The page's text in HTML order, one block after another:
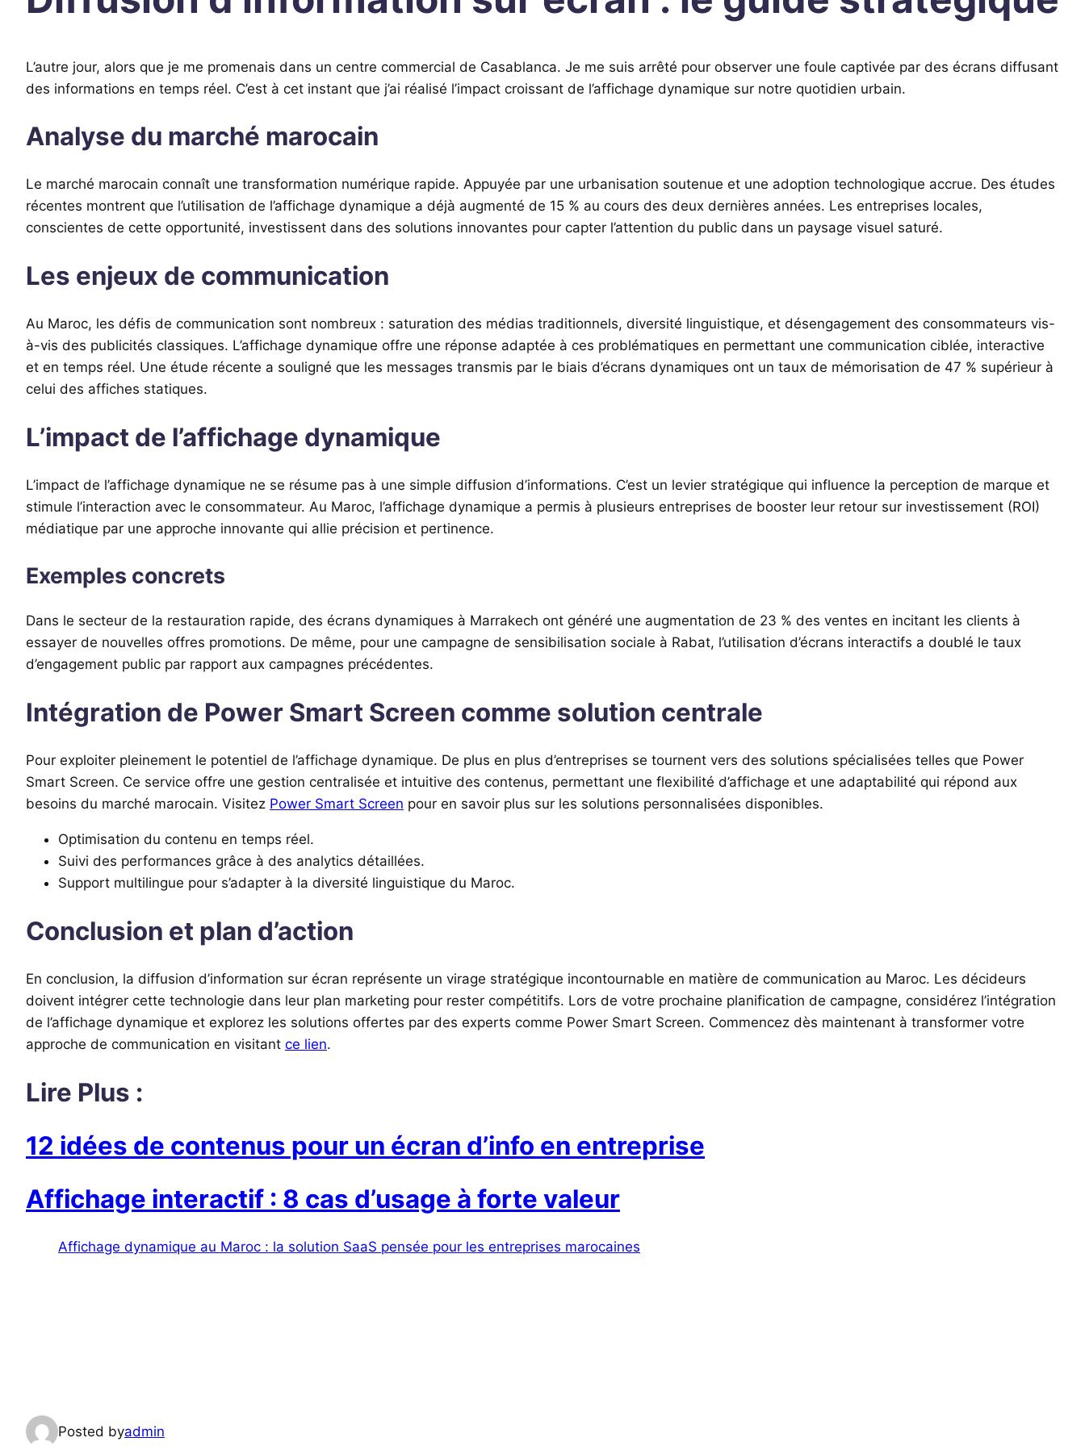
L’autre jour, alors que je me promenais dans un centre commercial de Casablanca. Je me suis arrêté pour observer une foule captivée par des écrans diffusant
des informations en temps réel. C’est à cet instant que j’ai réalisé l’impact croissant de l’affichage dynamique sur notre quotidien urbain.
Analyse du marché marocain
Le marché marocain connaît une transformation numérique rapide. Appuyée par une urbanisation soutenue et une adoption technologique accrue. Des études
récentes montrent que l’utilisation de l’affichage dynamique a déjà augmenté de 15 % au cours des deux dernières années. Les entreprises locales,
conscientes de cette opportunité, investissent dans des solutions innovantes pour capter l’attention du public dans un paysage visuel saturé.
Les enjeux de communication
Au Maroc, les défis de communication sont nombreux : saturation des médias traditionnels, diversité linguistique, et désengagement des consommateurs vis-
à-vis des publicités classiques. L’affichage dynamique offre une réponse adaptée à ces problématiques en permettant une communication ciblée, interactive
et en temps réel. Une étude récente a souligné que les messages transmis par le biais d’écrans dynamiques ont un taux de mémorisation de 47 % supérieur à
celui des affiches statiques.
L’impact de l’affichage dynamique
L’impact de l’affichage dynamique ne se résume pas à une simple diffusion d’informations. C’est un levier stratégique qui influence la perception de marque et
stimule l’interaction avec le consommateur. Au Maroc, l’affichage dynamique a permis à plusieurs entreprises de booster leur retour sur investissement (ROI)
médiatique par une approche innovante qui allie précision et pertinence.
Exemples concrets
Dans le secteur de la restauration rapide, des écrans dynamiques à Marrakech ont généré une augmentation de 23 % des ventes en incitant les clients à
essayer de nouvelles offres promotions. De même, pour une campagne de sensibilisation sociale à Rabat, l’utilisation d’écrans interactifs a doublé le taux
d’engagement public par rapport aux campagnes précédentes.
Intégration de Power Smart Screen comme solution centrale
Pour exploiter pleinement le potentiel de l’affichage dynamique. De plus en plus d’entreprises se tournent vers des solutions spécialisées telles que Power
Smart Screen. Ce service offre une gestion centralisée et intuitive des contenus, permettant une flexibilité d’affichage et une adaptabilité qui répond aux
besoins du marché marocain. Visitez Power Smart Screen pour en savoir plus sur les solutions personnalisées disponibles.
Optimisation du contenu en temps réel.
Suivi des performances grâce à des analytics détaillées.
Support multilingue pour s’adapter à la diversité linguistique du Maroc.
Conclusion et plan d’action
En conclusion, la diffusion d’information sur écran représente un virage stratégique incontournable en matière de communication au Maroc. Les décideurs
doivent intégrer cette technologie dans leur plan marketing pour rester compétitifs. Lors de votre prochaine planification de campagne, considérez l’intégration
de l’affichage dynamique et explorez les solutions offertes par des experts comme Power Smart Screen. Commencez dès maintenant à transformer votre
approche de communication en visitant ce lien.
Lire Plus :
12 idées de contenus pour un écran d’info en entreprise
Affichage interactif : 8 cas d’usage à forte valeur
Affichage dynamique au Maroc : la solution SaaS pensée pour les entreprises marocaines
Posted byadmin